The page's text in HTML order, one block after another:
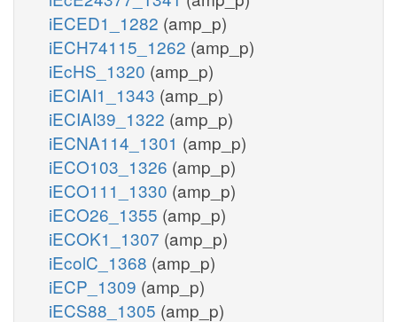
iECED1_1282 (amp_p)
iECH74115_1262 (amp_p)
iEcHS_1320 (amp_p)
iECIAI1_1343 (amp_p)
iECIAI39_1322 (amp_p)
iECNA114_1301 (amp_p)
iECO103_1326 (amp_p)
iECO111_1330 (amp_p)
iECO26_1355 (amp_p)
iECOK1_1307 (amp_p)
iEcolC_1368 (amp_p)
iECP_1309 (amp_p)
iECS88_1305 (amp_p)